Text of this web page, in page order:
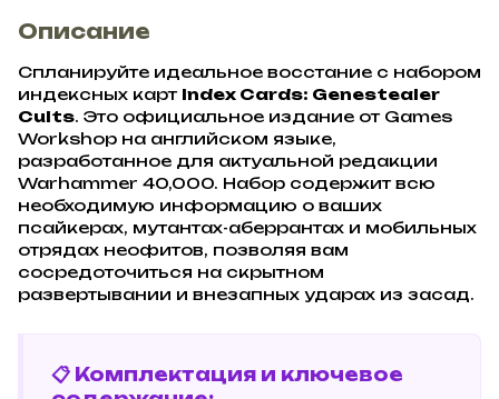
Описание
Спланируйте идеальное восстание с набором
индексных карт Index Cards: Genestealer
Cults. Это официальное издание от Games
Workshop на английском языке,
разработанное для актуальной редакции
Warhammer 40,000. Набор содержит всю
необходимую информацию о ваших
псайкерах, мутантах-аберрантах и мобильных
отрядах неофитов, позволяя вам
сосредоточиться на скрытном
развертывании и внезапных ударах из засад.
📋 Комплектация и ключевое